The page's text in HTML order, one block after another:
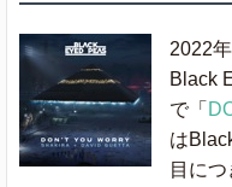
2022
Black
で「
は
目に